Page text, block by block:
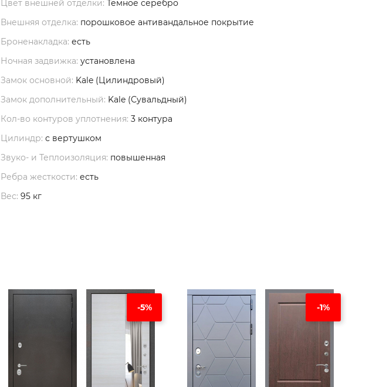
Цвет внешней отделки: Темное серебро
Внешняя отделка: порошковое антивандальное покрытие
Броненакладка: есть
Ночная задвижка: установлена
Замок основной: Kale (Цилиндровый)
Замок дополнительный: Kale (Сувальдный)
Кол-во контуров уплотнения: 3 контура
Цилиндр: с вертушком
Звуко- и Теплоизоляция: повышенная
Ребра жесткости: есть
Вес: 95 кг
-5% -1%